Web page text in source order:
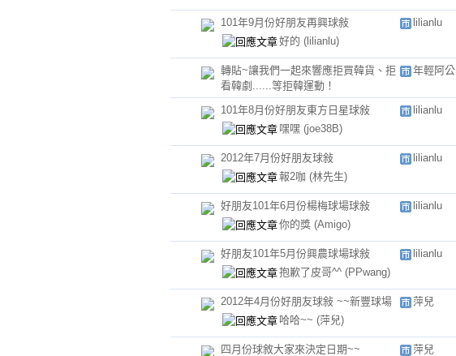
101年9月份好朋友再興球敍
好的 (lilianlu)
lilianlu
轉貼~讓我們一起來響應拒買韓貨、拒
看韓劇......等拒韓運動！
年輕阿公
101年8月份好朋友東方日星球敍
嘿嘿 (joe38B)
lilianlu
2012年7月份好朋友球敍
報2咖 (林先生)
lilianlu
好朋友101年6月份楊梅球場球敍
你的獎 (Amigo)
lilianlu
好朋友101年5月份興農球場球敍
抱歉了皮哥^^ (PPwang)
lilianlu
2012年4月份好朋友球敍 ~~新豐球場
哈哈~~ (萍兒)
萍兒
四月份球敘大家來決定日期~~ 萍兒